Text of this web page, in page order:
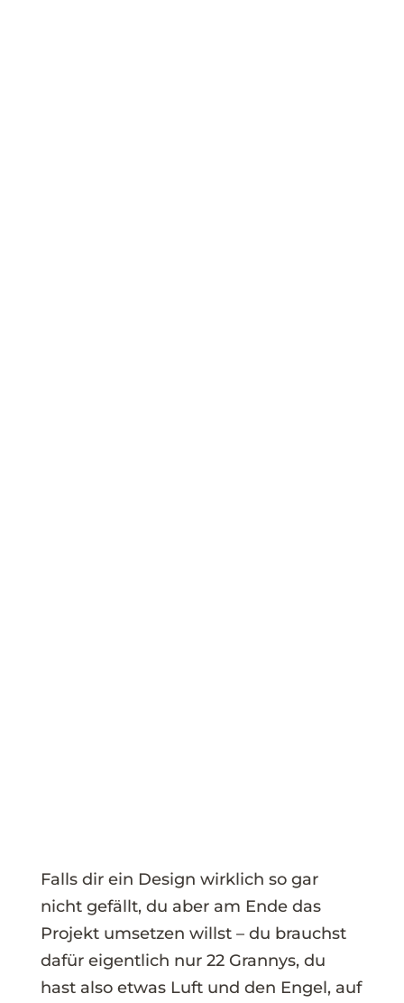
Falls dir ein Design wirklich so gar
nicht gefällt, du aber am Ende das
Projekt umsetzen willst – du brauchst
dafür eigentlich nur 22 Grannys, du
hast also etwas Luft und den Engel, auf